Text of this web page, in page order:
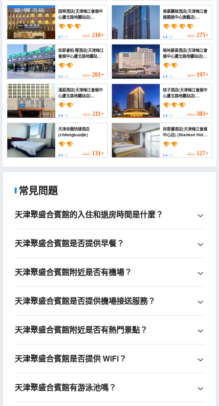
Station))
喆啡酒店(天津梅江會展中
心蘆北路地鐵站店)
(James Joyce Coffetel
Hotel (Tianjin Meijiang
Exhibition Center Lubei
Road Subway Station))
4.7 / 5 HKD 218+
美豪麗致酒店(天津梅江會
展國展中心旗艦店)
(MEHOOD LESTIE Hotel
(Tianjin Meijiang
Convention National
Exhibition Center
Flagship Store))
4.6/ 5 HKD 275+
如家睿柏·雲酒店(天津梅江
會展中心蘆北路地鐵站店)
(Homeinn Ripple Hotel
(Tianjin Meijiang
Convention Center
Lubel Road Subway
Station))
4.5 / 5 HKD 201+
格林豪泰酒店(天津梅江會
展中心蘆北路地鐵站店)
(GreenTree Inn (Tianjin
Meijiang Convention
and Exhibition Center
Renrenle Plaza))
4.4/ 5 HKD 197+
漢庭酒店(天津梅江會展中
心蘆北路地鐵站店)
(HanTing Hotel (Tianjin
Meijiang Convention
and Exhibition Center,
Lubei Road Metro
Station))
4.8 / 5 HKD 211+
桔子酒店(天津梅江會展中
心蘆北路地鐵站店)
(Orange Hotel (Tianjin
Meijiang Convention
and Exhibition Center,
Lubei Road Metro
Station Branch))
4.8/ 5 HKD 383+
天津赤龍快捷酒店
(chilongkuaijie)
4.6 / 5 HKD 131+
尚客優酒店(天津梅江會展
中心店) (Shankee Hotel
(Tianjin Meijiang
Convention Center))
4.4/ 5 HKD 127+
常見問題
天津聚盛合賓館的入住和退房時間是什麼？
天津聚盛合賓館是否提供早餐？
天津聚盛合賓館附近是否有機場？
天津聚盛合賓館是否提供機場接送服務？
天津聚盛合賓館附近是否有熱門景點？
天津聚盛合賓館是否提供 WiFi？
天津聚盛合賓館有游泳池嗎？